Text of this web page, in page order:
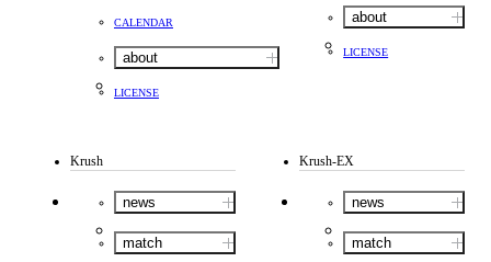
CALENDAR
about
LICENSE
about
LICENSE
Krush
news
match
Krush-EX
news
match